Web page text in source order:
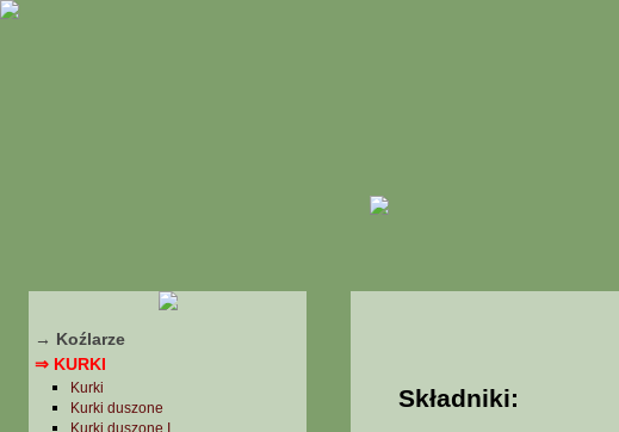
→ Grzyby
→ Koźlarze
⇒ KURKI
Kurki
Kurki duszone
Kurki duszone I
Składniki: